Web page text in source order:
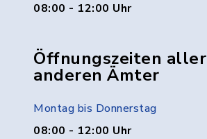
08:00 - 12:00 Uhr
Öffnungszeiten aller
anderen Ämter
Montag bis Donnerstag
08:00 - 12:00 Uhr